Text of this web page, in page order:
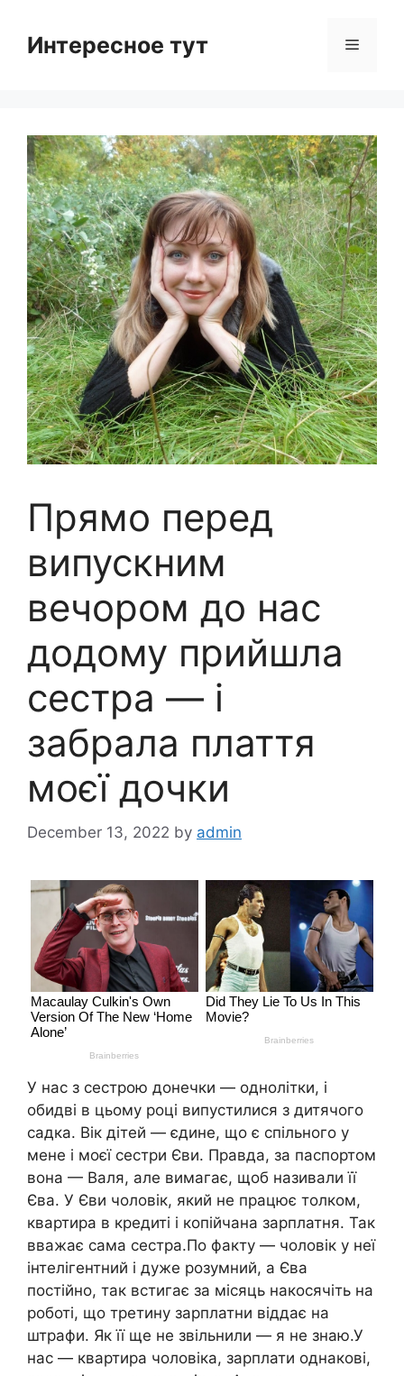
contentИнтересное тут Menu
Прямо перед
випускним
вечором до нас
додому прийшла
сестра — і
забрала плаття
моєї дочки
December 13, 2022 by admin
У нас з сестрою донечки — однолітки, і
обидві в цьому році випустилися з дитячого
садка. Вік дітей — єдине, що є спільного у
мене і моєї сестри Єви. Правда, за паспортом
вона — Валя, але вимагає, щоб називали її
Єва. У Єви чоловік, який не працює толком,
квартира в кредиті і копійчана зарплатня. Так
вважає сама сестра.По факту — чоловік у неї
інтелігентний і дуже розумний, а Єва
постійно, так встигає за місяць накосячіть на
роботі, що третину зарплатни віддає на
штрафи. Як її ще не звільнили — я не знаю.У
нас — квартира чоловіка, зарплати однакові,